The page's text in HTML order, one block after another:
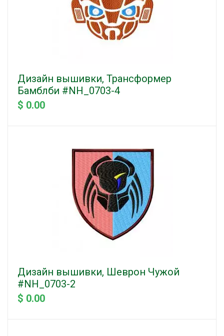
Дизайн вышивки, Трансформер
Бамблби #NH_0703-4
$ 0.00
Дизайн вышивки, Шеврон Чужой
#NH_0703-2
$ 0.00